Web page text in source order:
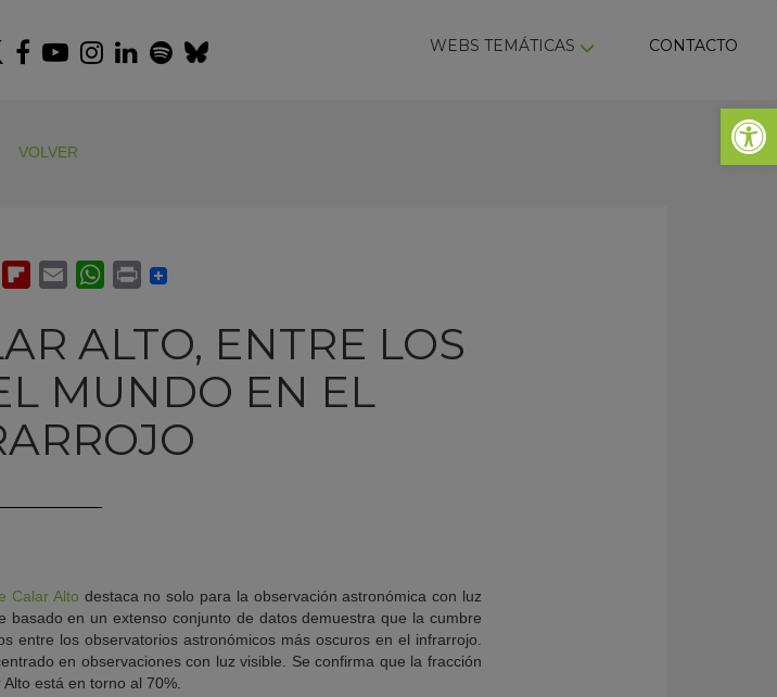
Abrir
Twitter
Facebook
Youtube
Instagram
LinkedIn
Spotify
Bluesky WEBS TEMÁTICAS CONTACTO
VOLVER
ALTO, ENTRE LOS
MUNDO EN EL
Calar Alto destaca no solo para la observación astronómica con luz
en un extenso conjunto de datos demuestra que la cumbre
entre los observatorios astronómicos más oscuros en el infrarrojo.
en observaciones con luz visible. Se confirma que la fracción
está en torno al 70%.